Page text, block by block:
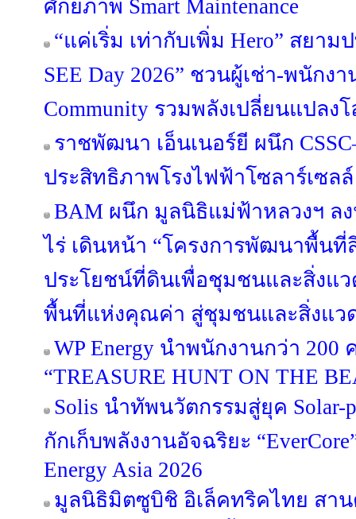
ศักยภาพ Smart Maintenance
“แค่เริ่ม เท่ากับเพิ่ม Hero” สยาม
SEE Day 2026” ชวนผู้เช่า-พนักงา
Community รวมพลังเปลี่ยนแปลง
ราชพัฒนา เอ็นเนอร์ยี ผนึก
ประสิทธิภาพโรงไฟฟ้าโซลาร์เซลล์
BAM ผนึก มูลนิธิแม่ฟ้าหลวงฯ ลง
ไร่ เดินหน้า “โครงการพัฒนาพื้นที่
ประโยชน์ที่ดินเพื่อชุมชนและสิ่งแว
พื้นที่แห่งคุณค่า สู่ชุมชนและสิ่งแว
WP Energy นำพนักงานกว่า 200
“TREASURE HUNT ON THE
Solis นำทัพนวัตกรรมสู่ยุค Solar-
กักเก็บพลังงานอัจฉริยะ
Energy Asia 2026
มูลนิธิมิตซูบิชิ อิเล็คทริคไทย สา